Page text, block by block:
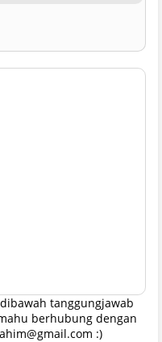
tanggungjawab
berhubung dengan
:)